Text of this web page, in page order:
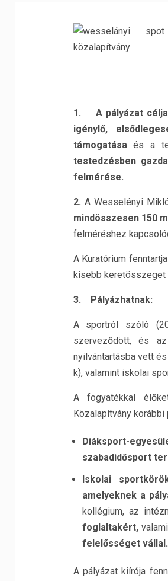
1. A pályázat célja
igénylő,
támogatásaés a
testedzésben
felmérése.
2. A Wesselényi
mindösszesen 150
felméréshez
A Kuratórium
kisebb
3. Pályázhatnak:
A sportról szóló
szerveződött, és
nyilvántartásba vett
k), valamint iskolai
A fogyatékkal
Közalapítvány korábbi
Diáksport-
szabadidősport
Iskolai
amelyeknek a
kollégium, az
foglaltakért,
felelősséget vállal.
A pályázat kiírója